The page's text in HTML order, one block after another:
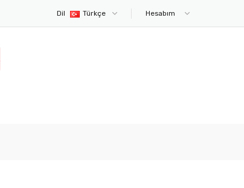
Dil Türkçe Hesabım